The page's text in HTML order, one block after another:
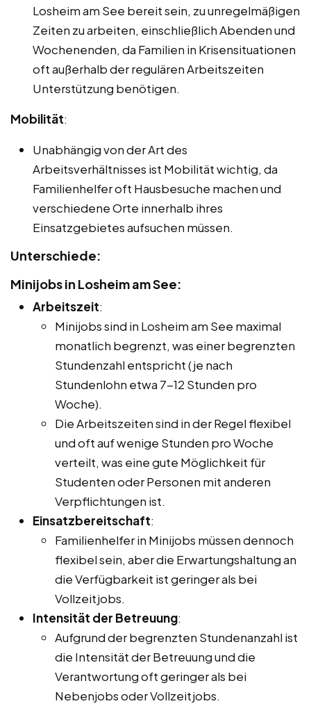
Losheim am See bereit sein, zu unregelmäßigen
Zeiten zu arbeiten, einschließlich Abenden und
Wochenenden, da Familien in Krisensituationen
oft außerhalb der regulären Arbeitszeiten
Unterstützung benötigen.
Mobilität:
Unabhängig von der Art des
Arbeitsverhältnisses ist Mobilität wichtig, da
Familienhelfer oft Hausbesuche machen und
verschiedene Orte innerhalb ihres
Einsatzgebietes aufsuchen müssen.
Unterschiede:
Minijobs in Losheim am See:
Arbeitszeit:
Minijobs sind in Losheim am See maximal
monatlich begrenzt, was einer begrenzten
Stundenzahl entspricht (je nach
Stundenlohn etwa 7-12 Stunden pro
Woche).
Die Arbeitszeiten sind in der Regel flexibel
und oft auf wenige Stunden pro Woche
verteilt, was eine gute Möglichkeit für
Studenten oder Personen mit anderen
Verpflichtungen ist.
Einsatzbereitschaft:
Familienhelfer in Minijobs müssen dennoch
flexibel sein, aber die Erwartungshaltung an
die Verfügbarkeit ist geringer als bei
Vollzeitjobs.
Intensität der Betreuung:
Aufgrund der begrenzten Stundenanzahl ist
die Intensität der Betreuung und die
Verantwortung oft geringer als bei
Nebenjobs oder Vollzeitjobs.